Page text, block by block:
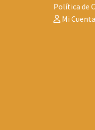
Política de
Mi Cuenta